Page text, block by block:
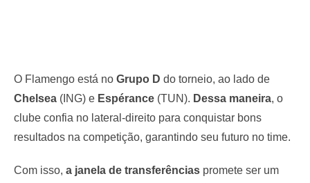
O Flamengo está no Grupo D do torneio, ao lado de
Chelsea (ING) e Espérance (TUN). Dessa maneira, o
clube confia no lateral-direito para conquistar bons
resultados na competição, garantindo seu futuro no time.
Com isso, a janela de transferências promete ser um